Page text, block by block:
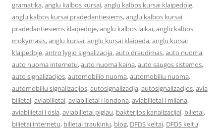
gramatika,anglu kalbos kursai,anglu kalbos kursai klaipedoje,
anglu kalbos kursai pradedantiesiems,anglu kalbos kursai
pradedantiesiems klaipedoje,anglu kalbos laikai,anglu kalbos
mokymasis,anglu kursai,anglu kursai klaipeda,anglu kursai
klaipedoje,antro lygio signalizacija,auto draudimas,auto nuoma,
auto nuoma internetu,auto nuoma kaina,auto saugos sistemos,
auto signalizacijos,automobilio nuoma,automobiliu nuoma,
automobiliu signalizacijos,autosignalizacija,autosignalizacijos,avia
bilietai,aviabilietai,aviabilietai i londona,aviabilietai i milana,
aviabilietai i osla,aviabilietai pigiau, bakterijos kanalizacijai, bilietai,
bilietai internetu, bilietai traukiniu, blog, DFDS keltai, DFDS keltu